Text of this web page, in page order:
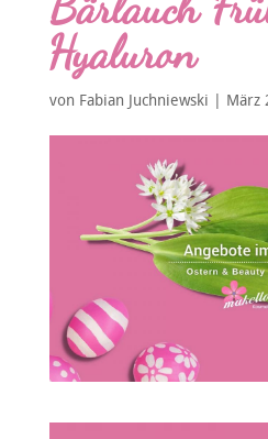
Hyaluron
von Fabian Juchniewski | März